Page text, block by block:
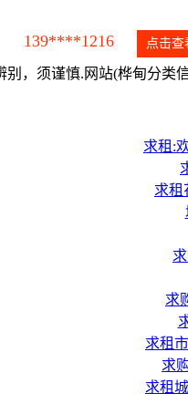
139****1216 点击查
别，须谨慎.网站(桦甸分类
求租:
求租
求
求租
求
求租